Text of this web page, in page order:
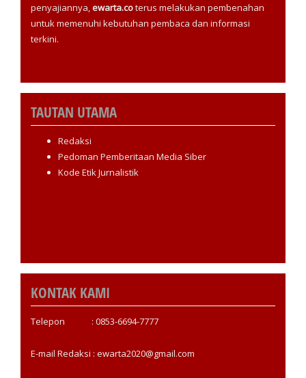
penyajiannya, ewarta.coterus melakukan pembenahan
untuk memenuhi kebutuhan pembaca dan informasi
terkini.
TAUTAN UTAMA
Redaksi
Pedoman Pemberitaan Media Siber
Kode Etik Jurnalistik
KONTAK KAMI
Telepon : 0853-6694-7777
E-mail Redaksi : ewarta2020@gmail.com